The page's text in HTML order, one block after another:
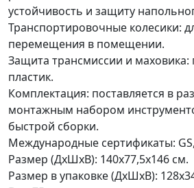
устойчивость и защиту
Транспортировочные колесики:
перемещения в помещении.
Защита трансмиссии и маховика:
пластик.
Комплектация: поставляется в
монтажным набором
быстрой сборки.
Международные сертификаты: GS,
Размер (ДхШхВ): 140х77,5х146 см.
Размер в упаковке (ДхШхВ):